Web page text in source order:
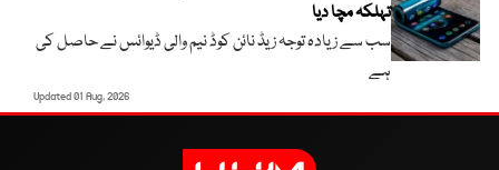
تہلکہ مچا دیا
سب سے زیادہ توجہ زیڈ نائن کوڈ نیم والی ڈیوائس نے حاصل کی
ہے
Updated 01 Aug, 2026